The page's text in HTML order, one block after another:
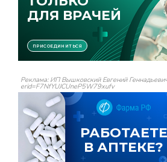
Реклама: ИП Вышковский Евгений
erid=F7NfYUJCUneP5W79xufv